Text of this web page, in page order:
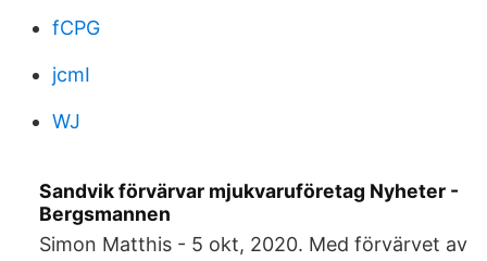
fCPG
jcmI
WJ
Sandvik förvärvar mjukvaruföretag Nyheter -
Bergsmannen
Simon Matthis - 5 okt, 2020. Med förvärvet av